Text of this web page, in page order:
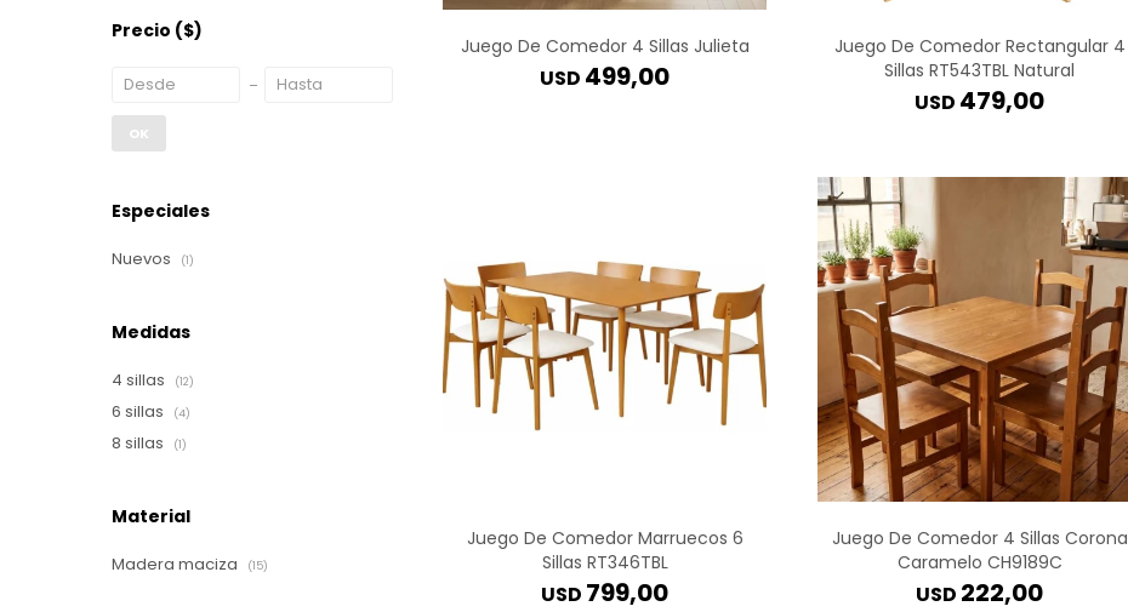
Juego De Comedor 4 Sillas Julieta
USD 499,00
Juego De Comedor Rectangular 4
Sillas RT543TBL Natural
USD 479,00
Juego De Comedor Marruecos 6
Sillas RT346TBL
USD 799,00
Juego De Comedor 4 Sillas Corona
Caramelo CH9189C
USD 222,00
Precio ($)
OK
Especiales
Nuevos (1)
Medidas
4 sillas (12)
6 sillas (4)
8 sillas (1)
Material
Madera maciza (15)